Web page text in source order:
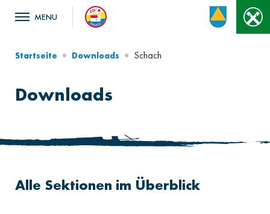
Startseite Downloads Schach
Downloads
Alle Sektionen im Überblick